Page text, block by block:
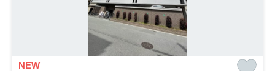
NEW